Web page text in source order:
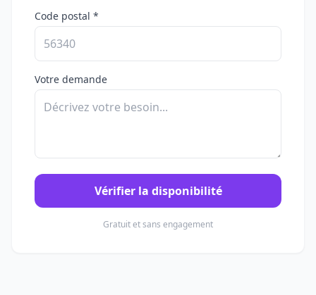
Code postal *
Votre demande
Vérifier la disponibilité
Gratuit et sans engagement